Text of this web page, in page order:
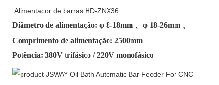
Alimentador de barras HD-ZNX36
Diâmetro de alimentação: φ 8-18mm 、φ 18-26mm 、
Comprimento de alimentação: 2500mm
Potência: 380V trifásico / 220V monofásico